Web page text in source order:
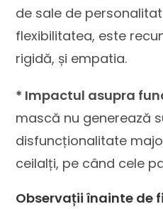
de sale de
flexibilitatea, este
rigidă, și empatia.
* Impactul asupra
mască nu generează
disfuncționalitate
ceilalți, pe când cele
Observații înainte de